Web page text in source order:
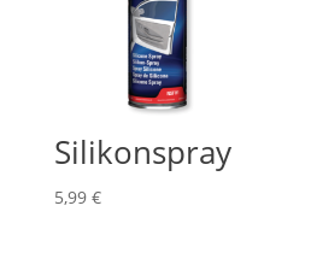
Silikonspray
5,99 €